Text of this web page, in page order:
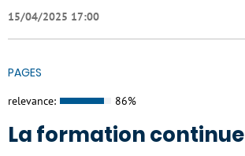
15/04/2025 17:00
PAGES
relevance: 86%
La formation continue